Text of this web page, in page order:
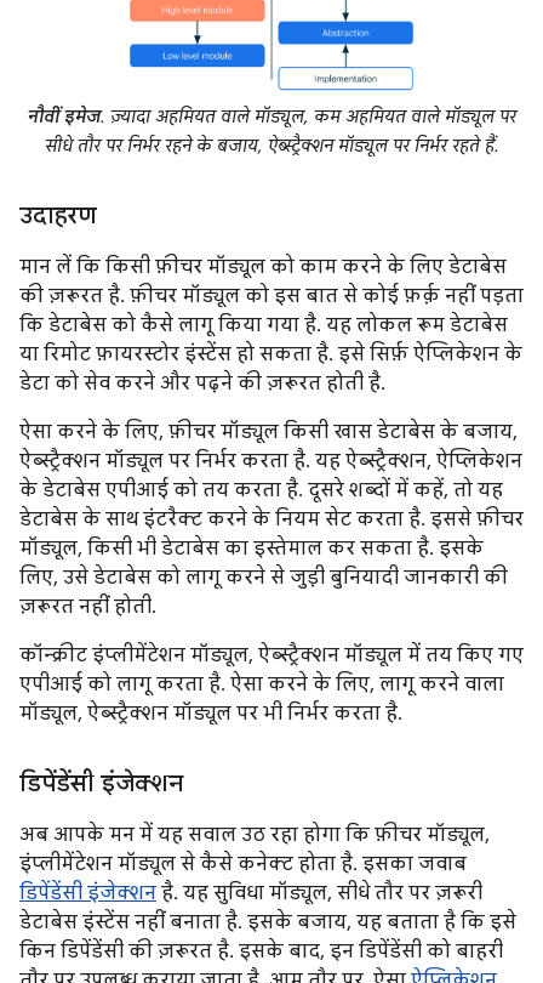
नौवीं इमेज. ज़्यादा अहमियत वाले मॉड्यूल, कम अहमियत वाले मॉड्यूल पर
सीधे तौर पर निर्भर रहने के बजाय, ऐब्स्ट्रैक्शन मॉड्यूल पर निर्भर रहते हैं.
उदाहरण
मान लें कि किसी फ़ीचर मॉड्यूल को काम करने के लिए डेटाबेस
की ज़रूरत है. फ़ीचर मॉड्यूल को इस बात से कोई फ़र्क़ नहीं पड़ता
कि डेटाबेस को कैसे लागू किया गया है. यह लोकल रूम डेटाबेस
या रिमोट फ़ायरस्टोर इंस्टेंस हो सकता है. इसे सिर्फ़ ऐप्लिकेशन के
डेटा को सेव करने और पढ़ने की ज़रूरत होती है.
ऐसा करने के लिए, फ़ीचर मॉड्यूल किसी खास डेटाबेस के बजाय,
ऐब्स्ट्रैक्शन मॉड्यूल पर निर्भर करता है. यह ऐब्स्ट्रैक्शन, ऐप्लिकेशन
के डेटाबेस एपीआई को तय करता है. दूसरे शब्दों में कहें, तो यह
डेटाबेस के साथ इंटरैक्ट करने के नियम सेट करता है. इससे फ़ीचर
मॉड्यूल, किसी भी डेटाबेस का इस्तेमाल कर सकता है. इसके
लिए, उसे डेटाबेस को लागू करने से जुड़ी बुनियादी जानकारी की
ज़रूरत नहीं होती.
कॉन्क्रीट इंप्लीमेंटेशन मॉड्यूल, ऐब्स्ट्रैक्शन मॉड्यूल में तय किए गए
एपीआई को लागू करता है. ऐसा करने के लिए, लागू करने वाला
मॉड्यूल, ऐब्स्ट्रैक्शन मॉड्यूल पर भी निर्भर करता है.
डिपेंडेंसी इंजेक्शन
अब आपके मन में यह सवाल उठ रहा होगा कि फ़ीचर मॉड्यूल,
इंप्लीमेंटेशन मॉड्यूल से कैसे कनेक्ट होता है. इसका जवाब
डिपेंडेंसी इंजेक्शन है. यह सुविधा मॉड्यूल, सीधे तौर पर ज़रूरी
डेटाबेस इंस्टेंस नहीं बनाता है. इसके बजाय, यह बताता है कि इसे
किन डिपेंडेंसी की ज़रूरत है. इसके बाद, इन डिपेंडेंसी को बाहरी